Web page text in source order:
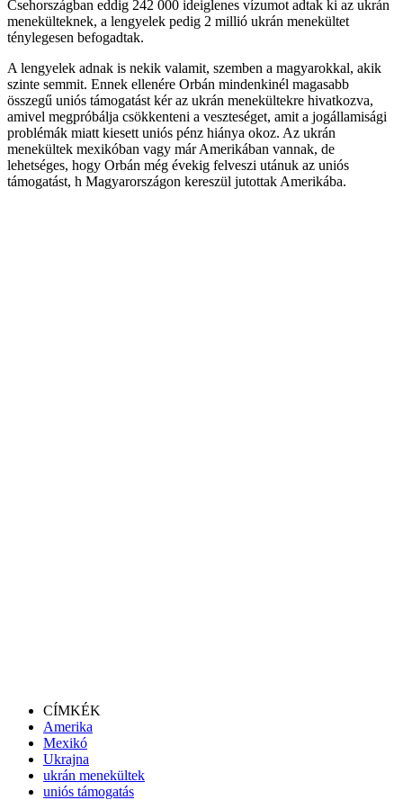
Csehországban eddig 242 000 ideiglenes vízumot adtak ki az ukrán
menekülteknek, a lengyelek pedig 2 millió ukrán menekültet
ténylegesen befogadtak.
A lengyelek adnak is nekik valamit, szemben a magyarokkal, akik
szinte semmit. Ennek ellenére Orbán mindenkinél magasabb
összegű uniós támogatást kér az ukrán menekültekre hivatkozva,
amivel megpróbálja csökkenteni a veszteséget, amit a jogállamisági
problémák miatt kiesett uniós pénz hiánya okoz. Az ukrán
menekültek mexikóban vagy már Amerikában vannak, de
lehetséges, hogy Orbán még évekig felveszi utánuk az uniós
támogatást, h Magyarországon kereszül jutottak Amerikába.
CÍMKÉK
Amerika
Mexikó
Ukrajna
ukrán menekültek
uniós támogatás